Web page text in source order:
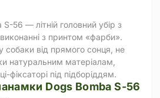
56 — літній головний убір з
з принтом «фарби».
собаки від прямого сонця, не
натуральним матеріалам,
фіксаторі під підборіддям.
Dogs Bomba S-56